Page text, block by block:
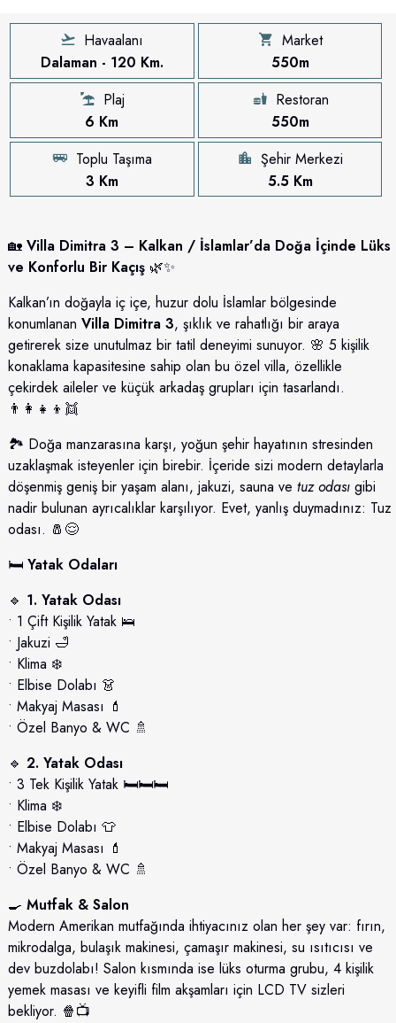
Havaalanı
Dalaman - 120 Km.
Market
550m
Plaj
6 Km
Restoran
550m
Toplu Taşıma
3 Km
Şehir Merkezi
5.5 Km
🏡 Villa Dimitra 3 – Kalkan / İslamlar’da Doğa İçinde Lüks
ve Konforlu Bir Kaçış🌿✨
Kalkan’ın doğayla iç içe, huzur dolu İslamlar bölgesinde
konumlanan Villa Dimitra 3, şıklık ve rahatlığı bir araya
getirerek size unutulmaz bir tatil deneyimi sunuyor. 🌸 5 kişilik
konaklama kapasitesine sahip olan bu özel villa, özellikle
çekirdek aileler ve küçük arkadaş grupları için tasarlandı.
👨‍👩‍👧‍👦👯
🏞️ Doğa manzarasına karşı, yoğun şehir hayatının stresinden
uzaklaşmak isteyenler için birebir. İçeride sizi modern detaylarla
döşenmiş geniş bir yaşam alanı, jakuzi, sauna ve tuz odasıgibi
nadir bulunan ayrıcalıklar karşılıyor. Evet, yanlış duymadınız: Tuz
odası. 🧂😌
🛏️ Yatak Odaları
🔹 1. Yatak Odası
• 1 Çift Kişilik Yatak 🛌
• Jakuzi 🛁
• Klima ❄️
• Elbise Dolabı 👗
• Makyaj Masası 💄
• Özel Banyo & WC 🚿
🔹 2. Yatak Odası
• 3 Tek Kişilik Yatak 🛏️🛏️🛏️
• Klima ❄️
• Elbise Dolabı 👕
• Makyaj Masası 💄
• Özel Banyo & WC 🚿
🍳 Mutfak & Salon
Modern Amerikan mutfağında ihtiyacınız olan her şey var: fırın,
mikrodalga, bulaşık makinesi, çamaşır makinesi, su ısıtıcısı ve
dev buzdolabı! Salon kısmında ise lüks oturma grubu, 4 kişilik
yemek masası ve keyifli film akşamları için LCD TV sizleri
bekliyor. 🍿📺